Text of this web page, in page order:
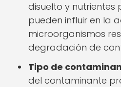
disuelto y nutrientes
pueden influir en la
microorganismos
degradación de
Tipo de
del contaminante